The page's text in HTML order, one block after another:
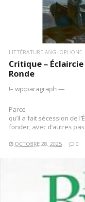
LITTÉRATURE ANGLOPHONE
Critique – Éclaircie
Ronde
!– wp:paragraph —
Parce
qu’il a fait sécession de
fonder, avec d’autres
OCTOBRE 28, 2025 0